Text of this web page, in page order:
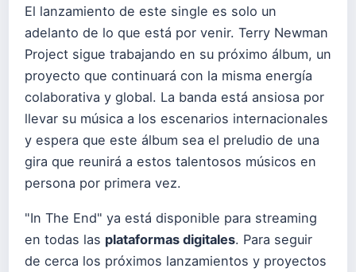
El lanzamiento de este single es solo un
adelanto de lo que está por venir. Terry Newman
Project sigue trabajando en su próximo álbum, un
proyecto que continuará con la misma energía
colaborativa y global. La banda está ansiosa por
llevar su música a los escenarios internacionales
y espera que este álbum sea el preludio de una
gira que reunirá a estos talentosos músicos en
persona por primera vez.
"In The End" ya está disponible para streaming
en todas las plataformas digitales. Para seguir
de cerca los próximos lanzamientos y proyectos